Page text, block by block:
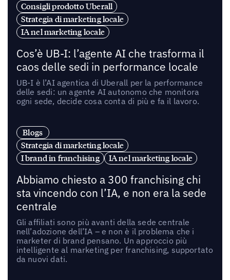
Consigli prodotto Uberall
Strategia di marketing locale
IA nel marketing locale
Cos’è UB-I: l’agente AI che trasforma il
caos delle sedi in performance locale
UB-I è l’AI agentica di Uberall per la performance
delle sedi: un agente AI autonomo che monitora
ogni sede, decide cosa conta di più e fa il lavoro.
Blogs
Strategia di marketing locale
I brand in franchising
IA nel marketing locale
Abbiamo chiesto a 300 franchising chi
sta vincendo con l’IA, e non era la sede
centrale
Gli affiliati sono più avanti della sede centrale
nell’adozione dell’IA – e non è il problema che i
marketer di brand pensano. Un approccio più
intelligente al marketing per franchising, supportato
da nuovi dati.